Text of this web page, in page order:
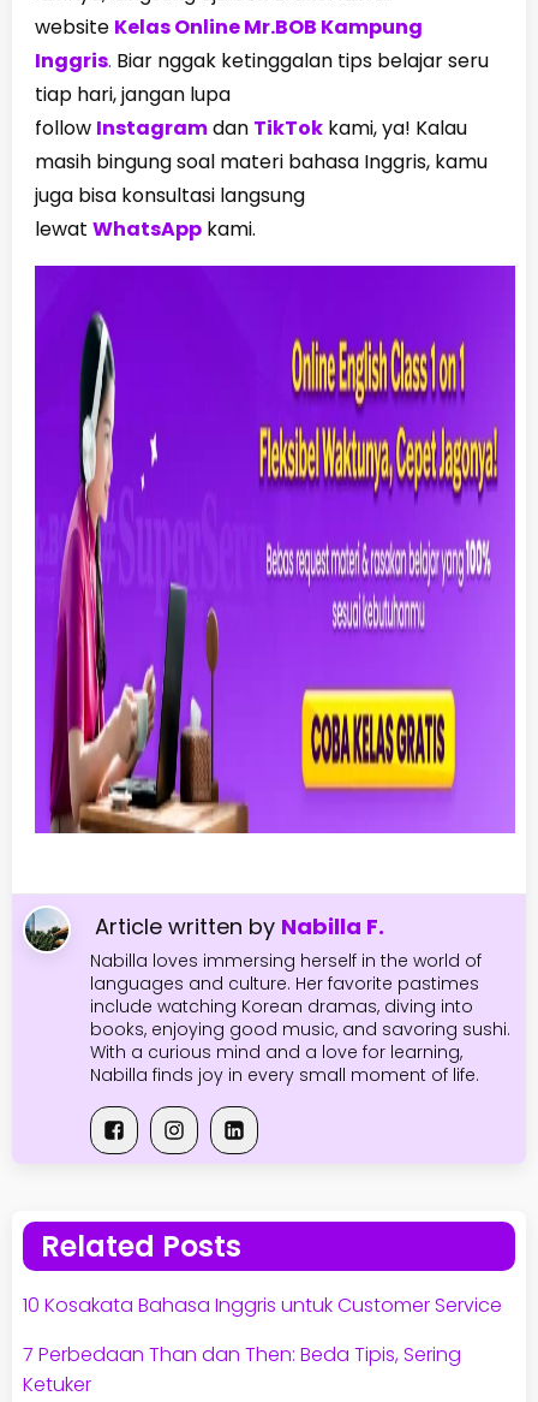
website Kelas Online Mr.BOB Kampung
Inggris. Biar nggak ketinggalan tips belajar seru
tiap hari, jangan lupa
follow Instagramdan TikTokkami, ya! Kalau
masih bingung soal materi bahasa Inggris, kamu
juga bisa konsultasi langsung
lewat WhatsAppkami.
Article written by Nabilla F.
Nabilla loves immersing herself in the world of
languages and culture. Her favorite pastimes
include watching Korean dramas, diving into
books, enjoying good music, and savoring sushi.
With a curious mind and a love for learning,
Nabilla finds joy in every small moment of life.
Related Posts
10 Kosakata Bahasa Inggris untuk Customer Service
7 Perbedaan Than dan Then: Beda Tipis, Sering
Ketuker